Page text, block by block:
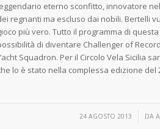
eterno sconfitto, innovatore
regnanti ma escluso dai nobili. Bertelli
più vero. Tutto il programma di
di diventare Challenger of
Squadron. Per il Circolo Vela Sicilia
lo è stato nella complessa edizione del
24 AGOSTO 2013
/ DA